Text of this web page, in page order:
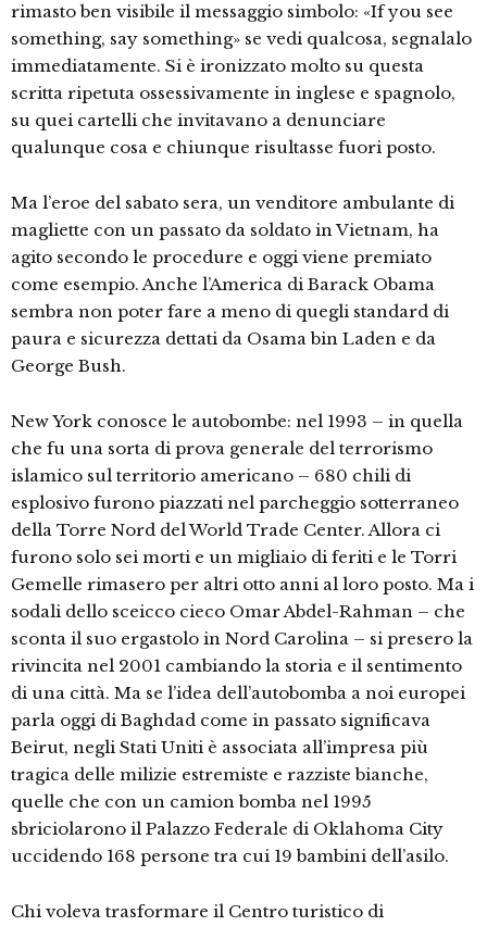
rimasto ben visibile il messaggio simbolo: «If you see
something, say something» se vedi qualcosa, segnalalo
immediatamente. Si è ironizzato molto su questa
scritta ripetuta ossessivamente in inglese e spagnolo,
su quei cartelli che invitavano a denunciare
qualunque cosa e chiunque risultasse fuori posto.
Ma l’eroe del sabato sera, un venditore ambulante di
magliette con un passato da soldato in Vietnam, ha
agito secondo le procedure e oggi viene premiato
come esempio. Anche l’America di Barack Obama
sembra non poter fare a meno di quegli standard di
paura e sicurezza dettati da Osama bin Laden e da
George Bush.
New York conosce le autobombe: nel 1993 – in quella
che fu una sorta di prova generale del terrorismo
islamico sul territorio americano – 680 chili di
esplosivo furono piazzati nel parcheggio sotterraneo
della Torre Nord del World Trade Center. Allora ci
furono solo sei morti e un migliaio di feriti e le Torri
Gemelle rimasero per altri otto anni al loro posto. Ma i
sodali dello sceicco cieco Omar Abdel-Rahman – che
sconta il suo ergastolo in Nord Carolina – si presero la
rivincita nel 2001 cambiando la storia e il sentimento
di una città. Ma se l’idea dell’autobomba a noi europei
parla oggi di Baghdad come in passato significava
Beirut, negli Stati Uniti è associata all’impresa più
tragica delle milizie estremiste e razziste bianche,
quelle che con un camion bomba nel 1995
sbriciolarono il Palazzo Federale di Oklahoma City
uccidendo 168 persone tra cui 19 bambini dell’asilo.
Chi voleva trasformare il Centro turistico di